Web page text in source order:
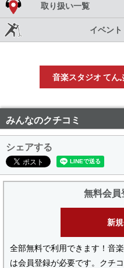
取り扱い一覧
イベン
音楽スタジオ てん
みんなのクチコミ
シェアする
無料会員
新
全部無料で利用できます！音
は会員登録が必要です。クチ